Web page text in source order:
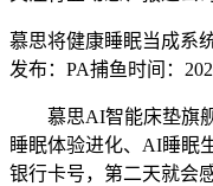
慕思将健康睡眠当成系
发布：PA捕鱼时间：
慕思AI智能床垫旗舰
睡眠体验进化、AI睡眠
银行卡号，第二天就会